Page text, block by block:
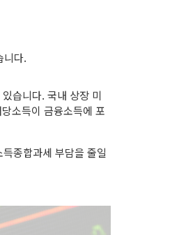
니다.
습니다. 국내 상장 미
소득이 금융소득에 포
종합과세 부담을 줄일